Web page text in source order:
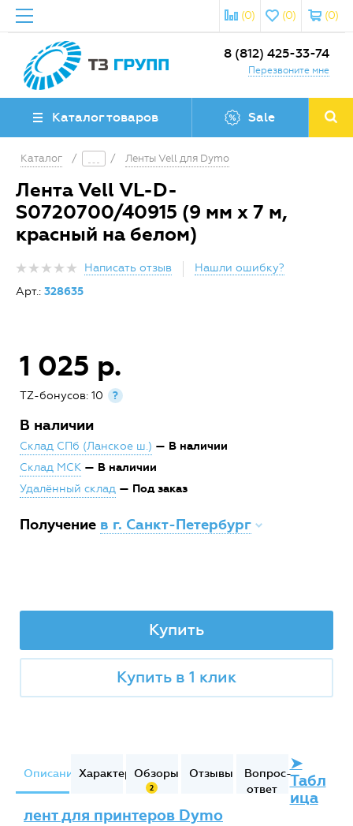
(0)
(0)
(0)
8 (812) 425-33-74
Перезвоните мне
Каталог товаров Sale
Каталог / / Ленты Vell для Dymo
Лента Vell VL-D-
S0720700/40915 (9 мм х 7 м,
красный на белом)
Написать отзыв
Нашли ошибку?
Арт.: 328635
1 025 р.
TZ-бонусов: 10 ?
В наличии
Склад СПб (Ланское ш.) — В наличии
Склад МСК — В наличии
Удалённый склад — Под заказ
Получение в г. Санкт-Петербург
Купить
Купить в 1 клик
ОписаниеХарактеристики
Обзоры
2
Отзывы
Вопрос-
ответ
➤
Табл
ица
лент для принтеров Dymo